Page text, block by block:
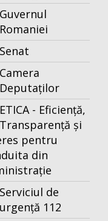
Guvernul
Romaniei
Senat
Camera
Deputaților
ETICA - Eficiență,
Transparență și
pentru
din
Serviciul de
urgență 112